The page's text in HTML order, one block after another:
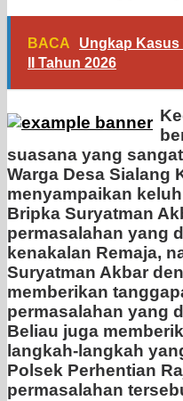
BACA
Ungkap Kasus
II Tahun 2026
suasana yang
Warga Desa Sialang
menyampaikan
Bripka Suryatman
permasalahan yang
kenakalan Remaja,
Suryatman Akbar
memberikan
permasalahan yang
Beliau juga
langkah-langkah
Polsek Perhentian
permasalahan